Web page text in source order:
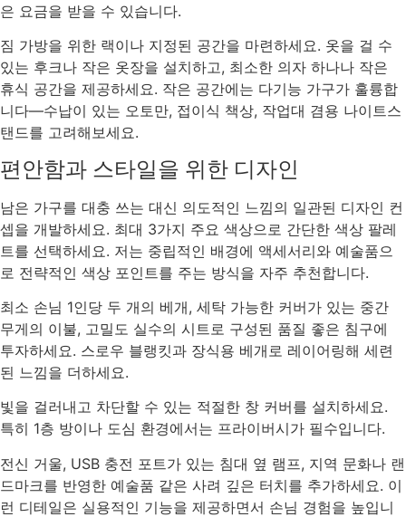
은 요금을 받을 수 있습니다.
짐 가방을 위한 랙이나 지정된 공간을 마련하세요. 옷을 걸 수
있는 후크나 작은 옷장을 설치하고, 최소한 의자 하나나 작은
휴식 공간을 제공하세요. 작은 공간에는 다기능 가구가 훌륭합
니다—수납이 있는 오토만, 접이식 책상, 작업대 겸용 나이트스
탠드를 고려해보세요.
편안함과 스타일을 위한 디자인
남은 가구를 대충 쓰는 대신 의도적인 느낌의 일관된 디자인 컨
셉을 개발하세요. 최대 3가지 주요 색상으로 간단한 색상 팔레
트를 선택하세요. 저는 중립적인 배경에 액세서리와 예술품으
로 전략적인 색상 포인트를 주는 방식을 자주 추천합니다.
최소 손님 1인당 두 개의 베개, 세탁 가능한 커버가 있는 중간
무게의 이불, 고밀도 실수의 시트로 구성된 품질 좋은 침구에
투자하세요. 스로우 블랭킷과 장식용 베개로 레이어링해 세련
된 느낌을 더하세요.
빛을 걸러내고 차단할 수 있는 적절한 창 커버를 설치하세요.
특히 1층 방이나 도심 환경에서는 프라이버시가 필수입니다.
전신 거울, USB 충전 포트가 있는 침대 옆 램프, 지역 문화나 랜
드마크를 반영한 예술품 같은 사려 깊은 터치를 추가하세요. 이
런 디테일은 실용적인 기능을 제공하면서 손님 경험을 높입니